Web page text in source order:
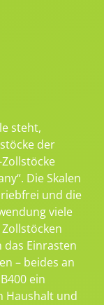
steht,
der
Die Skalen
und die
viele
das Einrasten
– beides an
ein
Haushalt und